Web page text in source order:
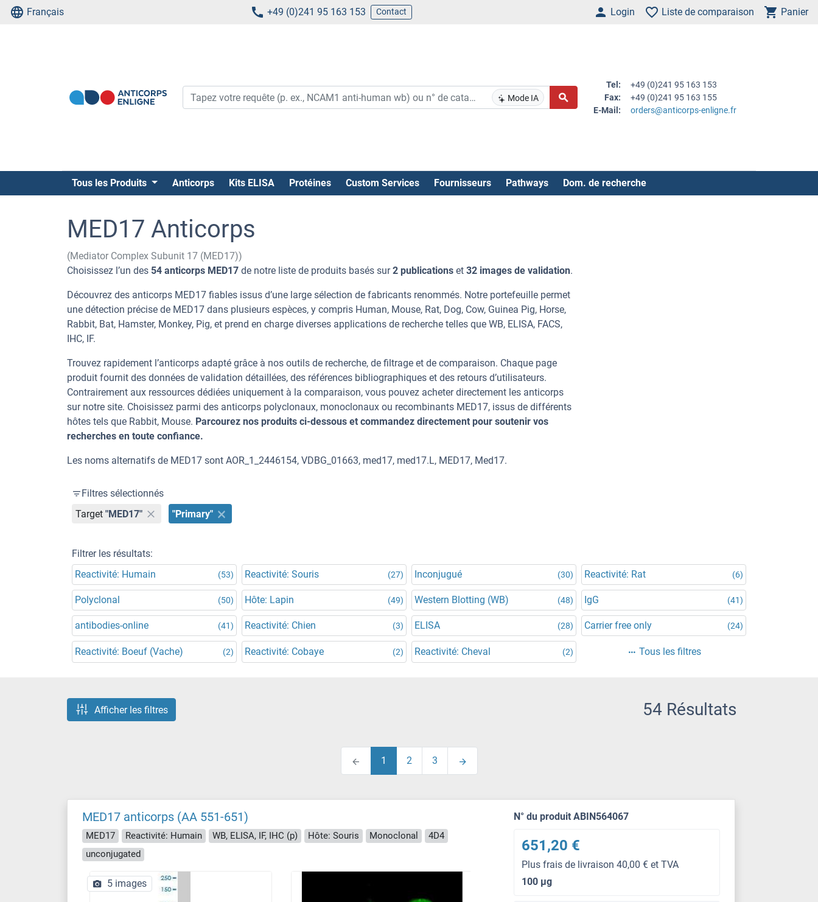
Français +49 (0)241 95 163 153 Contact Login Liste de comparaison Panier
Mode IA
Tel:
+49 (0)241 95 163 153
Fax:
+49 (0)241 95 163 155
E-Mail:
orders@anticorps-enligne.fr
Tous les Produits Anticorps Kits ELISA Protéines Custom Services Fournisseurs Pathways Dom. de recherche
MED17 Anticorps
(Mediator Complex Subunit 17 (MED17))
Choisissez l’un des 54 anticorps MED17 de notre liste de produits basés sur2 publications et 32 images de validation.
Découvrez des anticorps MED17 fiables issus d’une large sélection de fabricants renommés. Notre portefeuille permet
une détection précise de MED17 dans plusieurs espèces, y compris Human, Mouse, Rat, Dog, Cow, Guinea Pig, Horse,
Rabbit, Bat, Hamster, Monkey, Pig, et prend en charge diverses applications de recherche telles que WB, ELISA, FACS,
IHC, IF.
Trouvez rapidement l’anticorps adapté grâce à nos outils de recherche, de filtrage et de comparaison. Chaque page
produit fournit des données de validation détaillées, des références bibliographiques et des retours d’utilisateurs.
Contrairement aux ressources dédiées uniquement à la comparaison, vous pouvez acheter directement les anticorps
sur notre site. Choisissez parmi des anticorps polyclonaux, monoclonaux ou recombinants MED17, issus de différents
hôtes tels que Rabbit, Mouse. Parcourez nos produits ci-dessous et commandez directement pour soutenir vos
recherches en toute confiance.
Les noms alternatifs de MED17 sont AOR_1_2446154, VDBG_01663, med17, med17.L, MED17, Med17.
Filtres sélectionnés
Target "MED17" "Primary"
Filtrer les résultats:
Reactivité: Humain
(53) Reactivité: Souris (27) Inconjugué (30) Reactivité: Rat (6)
Polyclonal (50) Hôte: Lapin (49) Western Blotting (WB) (48) IgG (41)
antibodies-online (41) Reactivité: Chien (3) ELISA (28) Carrier free only (24)
Reactivité: Boeuf (Vache) (2) Reactivité: Cobaye (2) Reactivité: Cheval (2) Tous les filtres
Afficher les filtres 54 Résultats
1 2 3
MED17 anticorps (AA 551-651)
MED17 Reactivité: Humain WB, ELISA, IF, IHC (p) Hôte: Souris Monoclonal
4D4
unconjugated
5 images
N° du produit ABIN564067
651,20 €
Plus frais de livraison 40,00 € et TVA
100 μg